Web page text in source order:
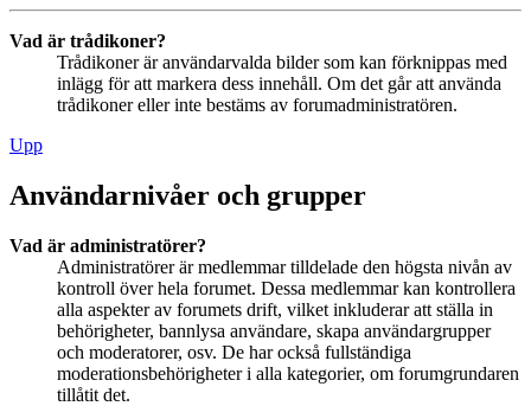
Vad är trådikoner?
Trådikoner är användarvalda bilder som kan förknippas med
inlägg för att markera dess innehåll. Om det går att använda
trådikoner eller inte bestäms av forumadministratören.
Upp
Användarnivåer och grupper
Vad är administratörer?
Administratörer är medlemmar tilldelade den högsta nivån av
kontroll över hela forumet. Dessa medlemmar kan kontrollera
alla aspekter av forumets drift, vilket inkluderar att ställa in
behörigheter, bannlysa användare, skapa användargrupper
och moderatorer, osv. De har också fullständiga
moderationsbehörigheter i alla kategorier, om forumgrundaren
tillåtit det.